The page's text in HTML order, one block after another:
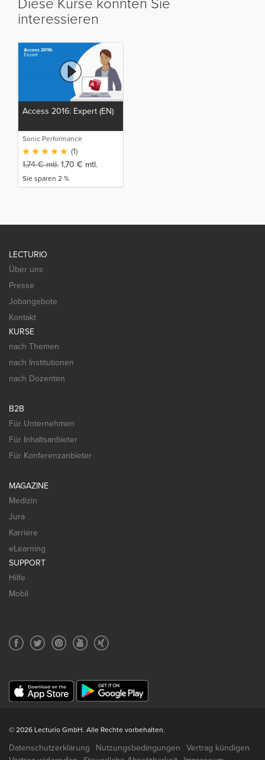
Diese Kurse könnten Sie
interessieren
Access 2016: Expert (EN)
Sonic Performance
(1)
1,74€mtl. 1,70 € mtl.
Sie sparen 2 %
LECTURIO
Über uns
Presse
Jobangebote
Kontakt
KURSE
nach Themen
nach Institutionen
nach Dozenten
B2B
Für Unternehmen
Für Inhaltsanbieter
Für Konferenzanbieter
MAGAZINE
Medizin
Jura
Karriere
eLearning
SUPPORT
Hilfe
Mobil
© 2026 Lecturio GmbH. Alle Rechte vorbehalten.
Datenschutzerklärung Nutzungsbedingungen
Vertrag kündigen